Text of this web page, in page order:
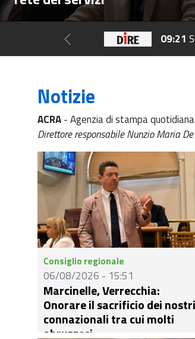
Notizie
ACRA- Agenzia di stampa
Direttore responsabile Nunzio Maria
Consiglio regionale
06/08/2026 - 15:51
Marcinelle, Verrecchia:
Onorare il sacrificio dei nostri
connazionali tra cui molti
abruzzesi